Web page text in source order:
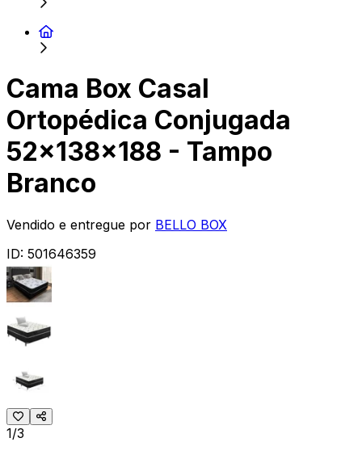
Cama Box Casal
Ortopédica Conjugada
52x138x188 - Tampo
Branco
Vendido e entregue por BELLO BOX
ID: 501646359
1/3